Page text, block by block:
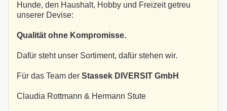
Hunde, den Haushalt, Hobby und Freizeit getreu
unserer Devise:
Qualität ohne Kompromisse.
Dafür steht unser Sortiment, dafür stehen wir.
Für das Team der Stassek DIVERSIT GmbH
Claudia Rottmann & Hermann Stute